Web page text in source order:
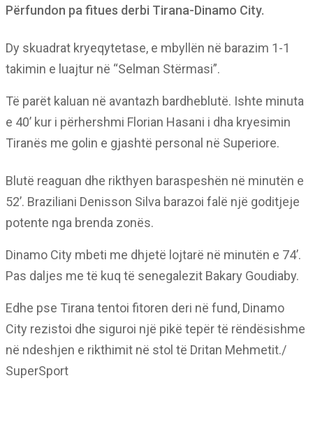
Përfundon pa fitues derbi Tirana-Dinamo City.
Dy skuadrat kryeqytetase, e mbyllën në barazim 1-1
takimin e luajtur në “Selman Stërmasi”.
Të parët kaluan në avantazh bardheblutë. Ishte minuta
e 40’ kur i përhershmi Florian Hasani i dha kryesimin
Tiranës me golin e gjashtë personal në Superiore.
Blutë reaguan dhe rikthyen baraspeshën në minutën e
52’. Braziliani Denisson Silva barazoi falë një goditjeje
potente nga brenda zonës.
Dinamo City mbeti me dhjetë lojtarë në minutën e 74’.
Pas daljes me të kuq të senegalezit Bakary Goudiaby.
Edhe pse Tirana tentoi fitoren deri në fund, Dinamo
City rezistoi dhe siguroi një pikë tepër të rëndësishme
në ndeshjen e rikthimit në stol të Dritan Mehmetit./
SuperSport